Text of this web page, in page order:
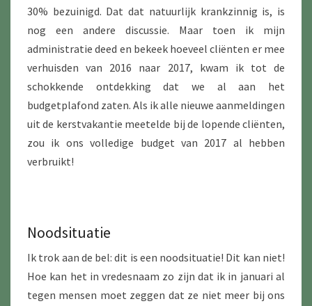
30% bezuinigd. Dat dat natuurlijk krankzinnig is, is
nog een andere discussie. Maar toen ik mijn
administratie deed en bekeek hoeveel cliënten er mee
verhuisden van 2016 naar 2017, kwam ik tot de
schokkende ontdekking dat we al aan het
budgetplafond zaten. Als ik alle nieuwe aanmeldingen
uit de kerstvakantie meetelde bij de lopende cliënten,
zou ik ons volledige budget van 2017 al hebben
verbruikt!
Noodsituatie
Ik trok aan de bel: dit is een noodsituatie! Dit kan niet!
Hoe kan het in vredesnaam zo zijn dat ik in januari al
tegen mensen moet zeggen dat ze niet meer bij ons